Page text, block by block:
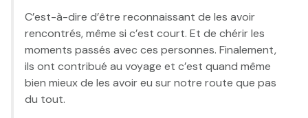
C’est-à-dire d’être reconnaissant de les avoir
rencontrés, même si c’est court. Et de chérir les
moments passés avec ces personnes. Finalement,
ils ont contribué au voyage et c’est quand même
bien mieux de les avoir eu sur notre route que pas
du tout.